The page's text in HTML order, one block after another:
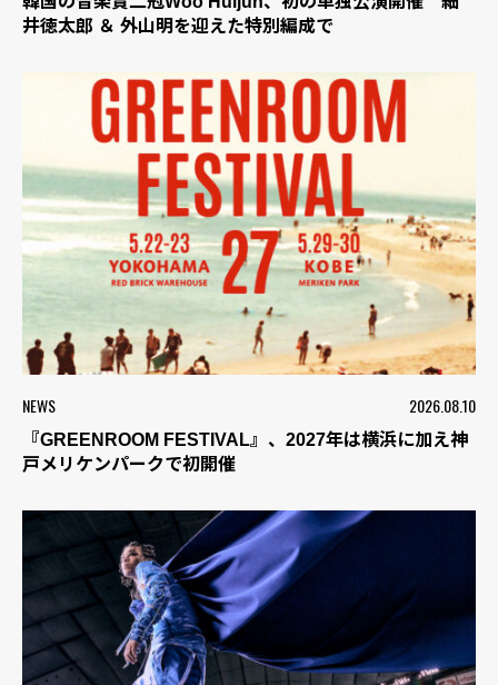
井徳太郎 ＆ 外山明を迎えた特別編成で
NEWS 2026.08.10
『GREENROOM FESTIVAL』、2027年は横浜に加え神
戸メリケンパークで初開催